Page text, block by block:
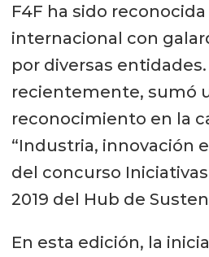
F4F ha sido
internacional con
por diversas entidades.
recientemente, sumó
reconocimiento en la
“Industria, innovación
del concurso
2019 del Hub de
En esta edición, la